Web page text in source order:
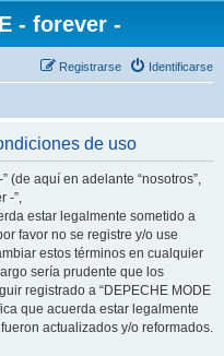
- forever -
Identificarse
Registrarse
de uso
(de aquí en adelante “nosotros”,
-”,
estar legalmente sometido a
favor no se registre y/o use
estos términos en cualquier
sería prudente que los
registrado a “DEPECHE MODE
que acuerda estar legalmente
actualizados y/o reformados.